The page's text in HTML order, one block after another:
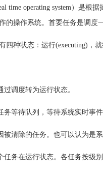
time operating system）是
的操作系统。首要任务是调度
种状态：运行(executing)，就
调度转为运行状态。
等待队列，等待系统实时事
清除的任务。也可以认为是系
务在运行状态。各任务按级